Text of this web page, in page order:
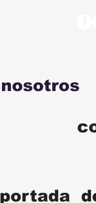
nosotros
portada